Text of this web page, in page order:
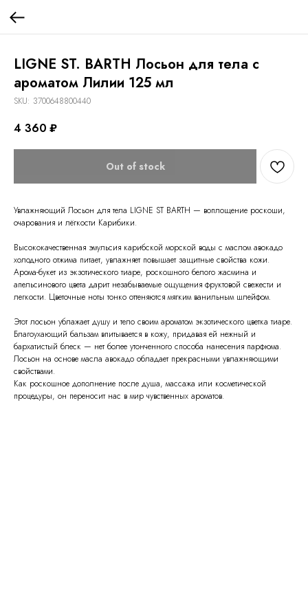
LIGNE ST. BARTH Лосьон для тела с
ароматом Лилии 125 мл
SKU: 3700648800440
4 360 ₽
Out of stock
Увлажняющий Лосьон для тела LIGNE ST BARTH — воплощение роскоши,
очарования и лёгкости Карибики.
Высококачественная эмульсия карибской морской воды с маслом авокадо
холодного отжима питает, увлажняет повышает защитные свойства кожи.
Арома-букет из экзотического тиаре, роскошного белого жасмина и
апельсинового цвета дарит незабываемые ощущения фруктовой свежести и
легкости. Цветочные ноты тонко оттеняются мягким ванильным шлейфом.
Этот лосьон ублажает душу и тело своим ароматом экзотического цветка тиаре.
Благоухающий бальзам впитывается в кожу, придавая ей нежный и
бархатистый блеск — нет более утонченного способа нанесения парфюма.
Лосьон на основе масла авокадо обладает прекрасными увлажняющими
свойствами.
Как роскошное дополнение после душа, массажа или косметической
процедуры, он переносит нас в мир чувственных ароматов.